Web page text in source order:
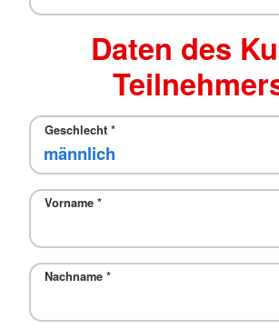
Daten des
Geschlecht *
Vorname *
Nachname *